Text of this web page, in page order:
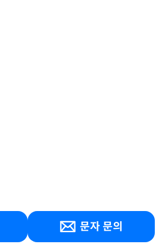
문자 문의